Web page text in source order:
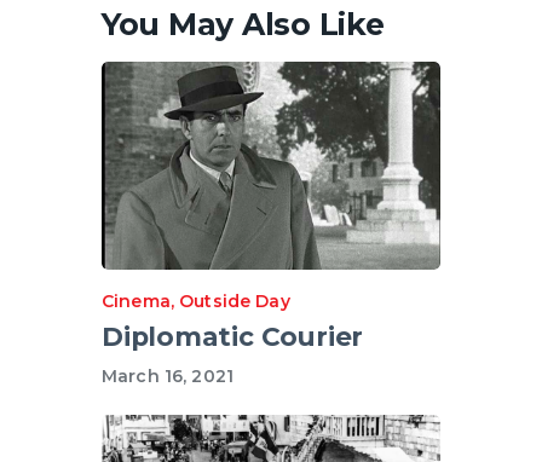
You May Also Like
Cinema, Outside Day
Diplomatic Courier
March 16, 2021